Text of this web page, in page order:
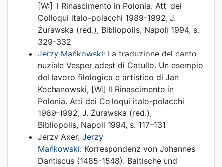
[W:] Il Rinascimento in Polonia. Atti dei
Colloqui italo-polacchi 1989-1992, J.
Żurawska (red.), Bibliopolis, Napoli 1994, s.
329–332
Jerzy Mańkowski: La traduzione del canto
nuziale Vesper adest di Catullo. Un esempio
del lavoro filologico e artistico di Jan
Kochanowski, [W:] Il Rinascimento in
Polonia. Atti dei Colloqui italo-polacchi
1989-1992, J. Żurawska (red.),
Bibliopolis, Napoli 1994, s. 117–131
Jerzy Axer, Jerzy
Mańkowski: Korrespondenz von Johannes
Dantiscus (1485-1548). Baltische und